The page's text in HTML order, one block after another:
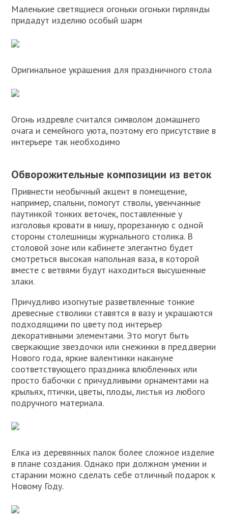
Маленькие светящиеся огоньки огоньки гирлянды
придадут изделию особый шарм
Оригинальное украшения для праздничного стола
Огонь издревле считался символом домашнего
очага и семейного уюта, поэтому его присутствие в
интерьере так необходимо
Обворожительные композиции из веток
Привнести необычный акцент в помещение,
например, спальни, помогут стволы, увенчанные
паутинкой тонких веточек, поставленные у
изголовья кровати в нишу, прорезанную с одной
стороны столешницы журнального столика. В
столовой зоне или кабинете элегантно будет
смотреться высокая напольная ваза, в которой
вместе с ветвями будут находиться высушенные
злаки.
Причудливо изогнутые разветвленные тонкие
древесные стволики ставятся в вазу и украшаются
подходящими по цвету под интерьер
декоративными элементами. Это могут быть
сверкающие звездочки или снежинки в преддверии
Нового года, яркие валентинки накануне
соответствующего праздника влюбленных или
просто бабочки с причудливыми орнаментами на
крыльях, птички, цветы, плоды, листья из любого
подручного материала.
Елка из деревянных палок более сложное изделие
в плане создания. Однако при должном умении и
старании можно сделать себе отличный подарок к
Новому Году.